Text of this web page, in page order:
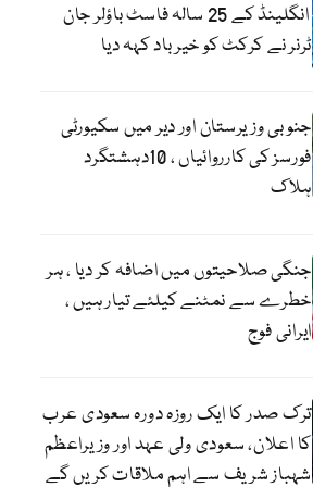
انگلینڈ کے 25 سالہ فاسٹ باؤلر جان
ٹرنر نے کرکٹ کو خیر باد کہہ دیا
جنوبی وزیرستان اور دیر میں سکیورٹی
فورسز کی کارروائیاں ، 10دہشتگرد
ہلاک
جنگی صلاحیتوں میں اضافہ کر دیا ، ہر
خطرے سے نمٹنے کیلئے تیار ہیں ،
ایرانی فوج
ترک صدر کا ایک روزہ دورہ سعودی عرب
کا اعلان، سعودی ولی عہد اور وزیراعظم
شہباز شریف سے اہم ملاقات کریں گے